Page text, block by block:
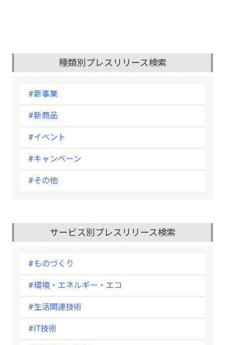
種類別プレスリリース検索
#新事業
#新商品
#イベント
#キャンペーン
#その他
サービス別プレスリリース検索
#ものづくり
#環境・エネルギー・エコ
#生活関連技術
#IT技術